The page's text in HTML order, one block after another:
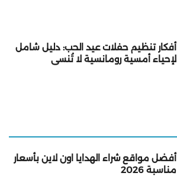
أفكار تنظيم حفلات عيد الحب: دليل شامل
لإحياء أمسية رومانسية لا تُنسى
أفضل مواقع شراء الهدايا اون لاين بأسعار
مناسبة 2026